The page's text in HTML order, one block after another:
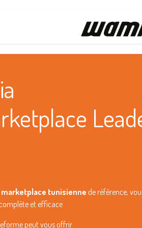
marketplace tunisienne de référence,
et efficace.
peut vous offrir.